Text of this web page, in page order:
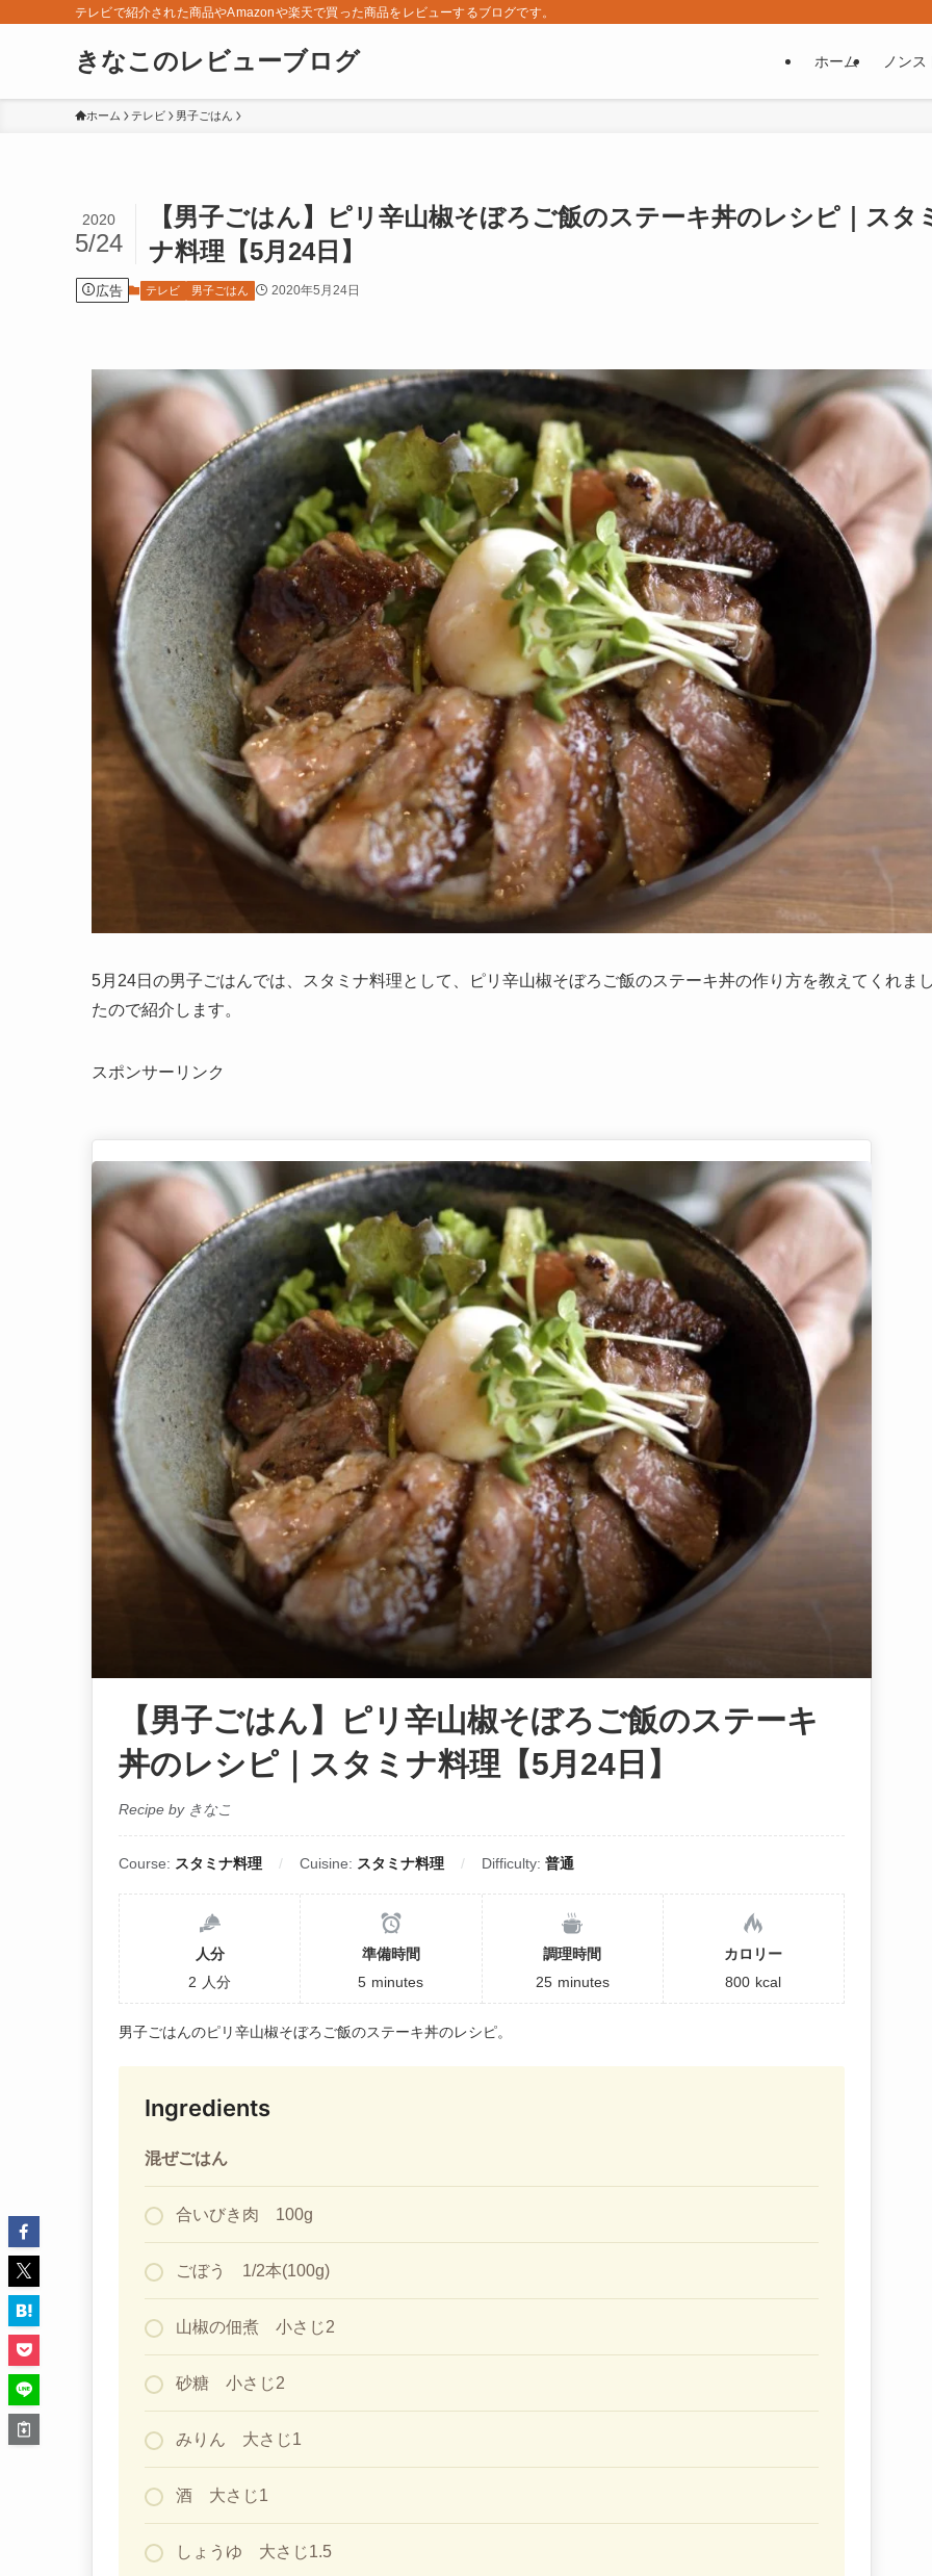
テレビで紹介された商品やAmazonや楽天で買った商品をレビューするブログです。
きなこのレビューブログ ホーム ノン
ホーム テレビ 男子ごはん
【男子ごはん】ピリ辛山椒そぼろご飯のステーキ丼のレシピ｜スタ
ナ料理【5月24日】
2020
5/24
広告 テレビ 男子ごはん 2020年5月24日
5月24日の男子ごはんでは、スタミナ料理として、ピリ辛山椒そぼろご飯のステーキ丼の作り方を教えてくれまし
たので紹介します。
スポンサーリンク
【男子ごはん】ピリ辛山椒そぼろご飯のステーキ
丼のレシピ｜スタミナ料理【5月24日】
Recipe by きなこ
Course: スタミナ料理 Cuisine: スタミナ料理 Difficulty: 普通
人分
2 人分
準備時間
5 minutes
調理時間
25 minutes
カロリー
800 kcal
男子ごはんのピリ辛山椒そぼろご飯のステーキ丼のレシピ。
Ingredients
混ぜごはん
合いびき肉 100g
ごぼう 1/2本(100g)
山椒の佃煮 小さじ2
砂糖 小さじ2
みりん 大さじ1
酒 大さじ1
しょうゆ 大さじ1.5